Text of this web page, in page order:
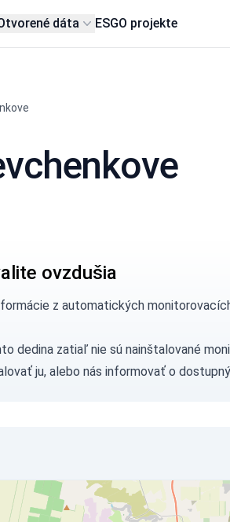
dáta ESGO projekte
ovzdušia
z automatických
dedina zatiaľ nie sú nainštalované
ju, alebo nás informovaťo